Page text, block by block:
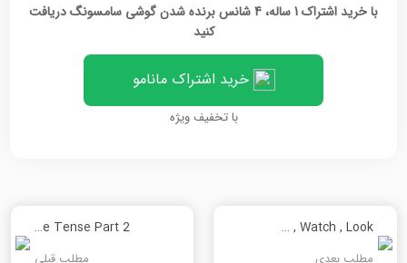
با خرید اشتراک 1 ساله، 4 شانس برنده شدن گوشی سامسونگ دریافت
کنید
خرید اشتراک مانامو
با تخفیف ویژه
See , Watch , Look
Past Simple Tense Part 2